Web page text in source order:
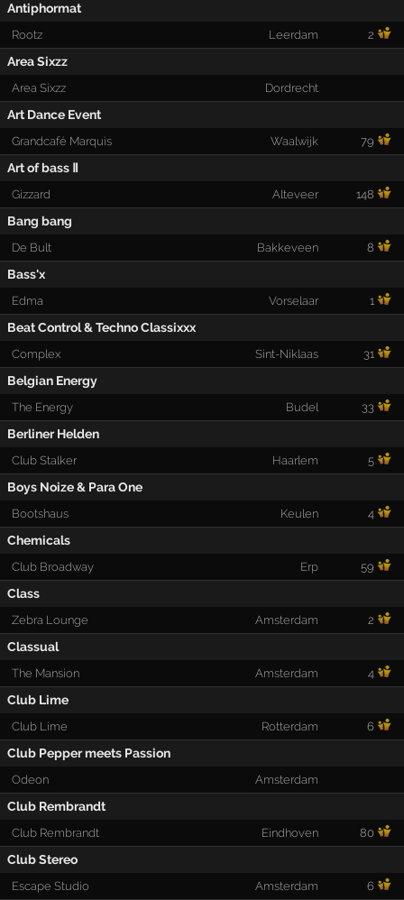
Antiphormat
Rootz Leerdam 2
Area Sixzz
Area Sixzz Dordrecht
Art Dance Event
Grandcafé Marquis Waalwijk 79
Art of bass Ⅱ
Gizzard Alteveer 148
Bang bang
De Bult Bakkeveen 8
Bass'x
Edma Vorselaar 1
Beat Control & Techno Classixxx
Complex Sint-Niklaas 31
Belgian Energy
The Energy Budel 33
Berliner Helden
Club Stalker Haarlem 5
Boys Noize & Para One
Bootshaus Keulen 4
Chemicals
Club Broadway Erp 59
Class
Zebra Lounge Amsterdam 2
Classual
The Mansion Amsterdam 4
Club Lime
Club Lime Rotterdam 6
Club Pepper meets Passion
Odeon Amsterdam
Club Rembrandt
Club Rembrandt Eindhoven 80
Club Stereo
Escape Studio Amsterdam 6